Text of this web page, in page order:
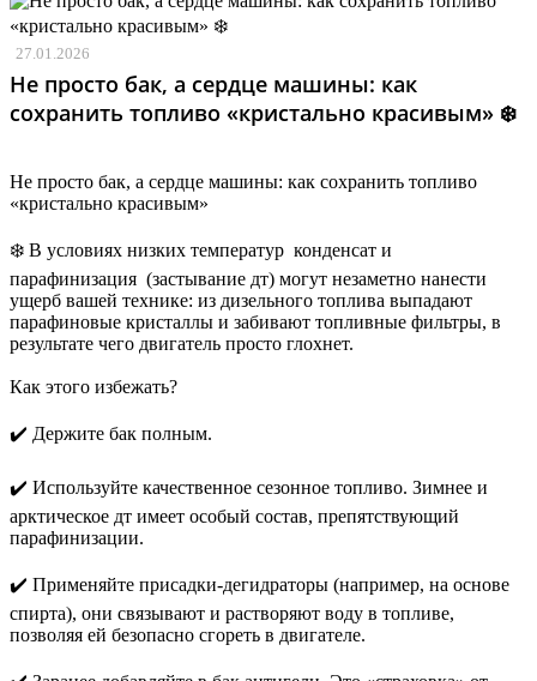
27.01.2026
Не просто бак, а сердце машины: как
сохранить топливо «кристально красивым» ❄️
Не просто бак, а сердце машины: как сохранить топливо
«кристально красивым»
❄️ В условиях низких температур конденсат и
парафинизация (застывание дт) могут незаметно нанести
ущерб вашей технике: из дизельного топлива выпадают
парафиновые кристаллы и забивают топливные фильтры, в
результате чего двигатель просто глохнет.
Как этого избежать?
✔️ Держите бак полным.
✔️ Используйте качественное сезонное топливо. Зимнее и
арктическое дт имеет особый состав, препятствующий
парафинизации.
✔️ Применяйте присадки-дегидраторы (например, на основе
спирта), они связывают и растворяют воду в топливе,
позволяя ей безопасно сгореть в двигателе.